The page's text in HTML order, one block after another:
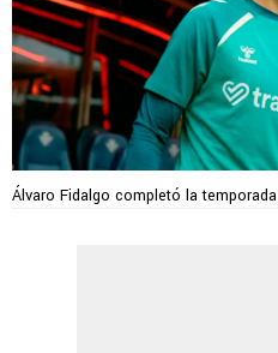
Álvaro Fidalgo completó la